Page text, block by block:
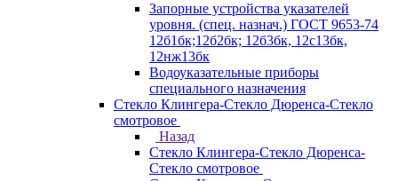
Запорные устройства указателей
уровня. (спец. назнач.) ГОСТ 9653-74
12б1бк;12б2бк; 12б3бк, 12с13бк,
12нж13бк
Водоуказательные приборы
специального назначения
Стекло Клингера-Стекло Дюренса-Стекло
смотровое
Назад
Стекло Клингера-Стекло Дюренса-
Стекло смотровое